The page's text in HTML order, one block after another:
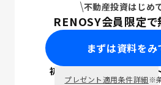
不動産投資はじめ
RENOSY会員限定で
まずは資料をみ
初回面談で ポイン
プレゼント適用条件詳細※